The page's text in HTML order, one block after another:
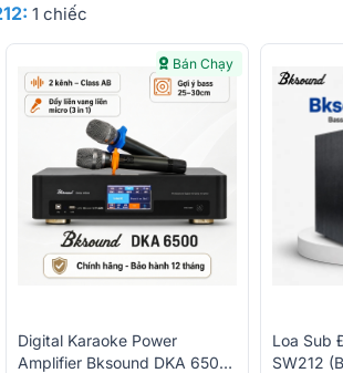
1 chiếc
Bán Chạy
Digital Karaoke Power
Amplifier Bksound DKA 6500
Loa Sub
SW212